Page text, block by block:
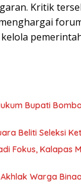
Kritik
Bupati
Beliti Seleksi
Fokus, Kalapas
Warga